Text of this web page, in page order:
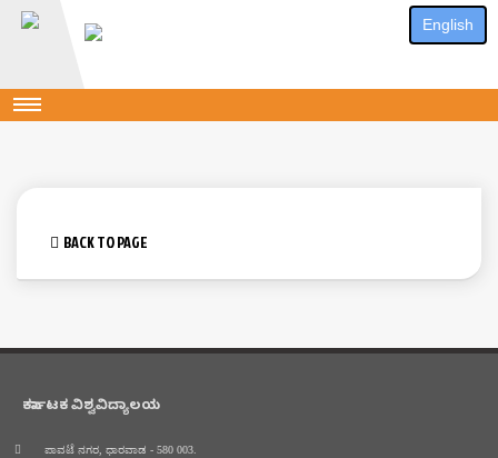
English
BACK TO PAGE
ಕರ್ನಾಟಕ ವಿಶ್ವವಿದ್ಯಾಲಯ
ಪಾವಟೆ ನಗರ, ಧಾರವಾಡ - 580 003.